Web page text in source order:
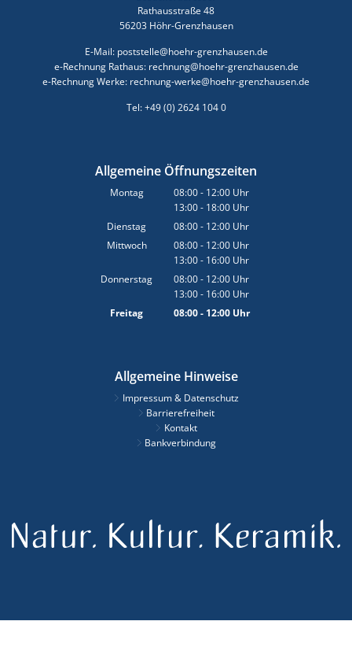
Rathausstraße 48
56203 Höhr-Grenzhausen
E-Mail: poststelle@hoehr-grenzhausen.de
e-Rechnung Rathaus: rechnung@hoehr-grenzhausen.de
e-Rechnung Werke: rechnung-werke@hoehr-grenzhausen.de
Tel: +49 (0) 2624 104 0
Allgemeine Öffnungszeiten
Montag 08:00- 12:00 Uhr
Von 08:00 bis 12:00 Uhr
13:00- 18:00 Uhr
Von 13:00 bis 18:00 Uhr
Dienstag 08:00- 12:00 Uhr
Von 08:00 bis 12:00 Uhr
Mittwoch 08:00- 12:00 Uhr
Von 08:00 bis 12:00 Uhr
13:00- 16:00 Uhr
Von 13:00 bis 16:00 Uhr
Donnerstag 08:00- 12:00 Uhr
Von 08:00 bis 12:00 Uhr
13:00- 16:00 Uhr
Von 13:00 bis 16:00 Uhr
Freitag 08:00- 12:00Uhr
Allgemeine Hinweise
Impressum & Datenschutz
Barrierefreiheit
Kontakt
Bankverbindung